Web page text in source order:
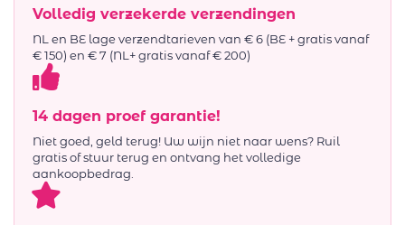
Volledig verzekerde verzendingen
NL en BE lage verzendtarieven van € 6 (BE + gratis vanaf
€ 150) en € 7 (NL+ gratis vanaf € 200)
14 dagen proef garantie!
Niet goed, geld terug! Uw wijn niet naar wens? Ruil
gratis of stuur terug en ontvang het volledige
aankoopbedrag.